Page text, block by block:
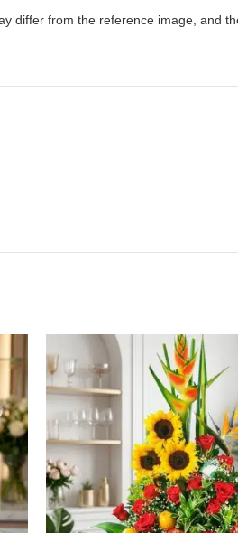
differ from the reference image, and